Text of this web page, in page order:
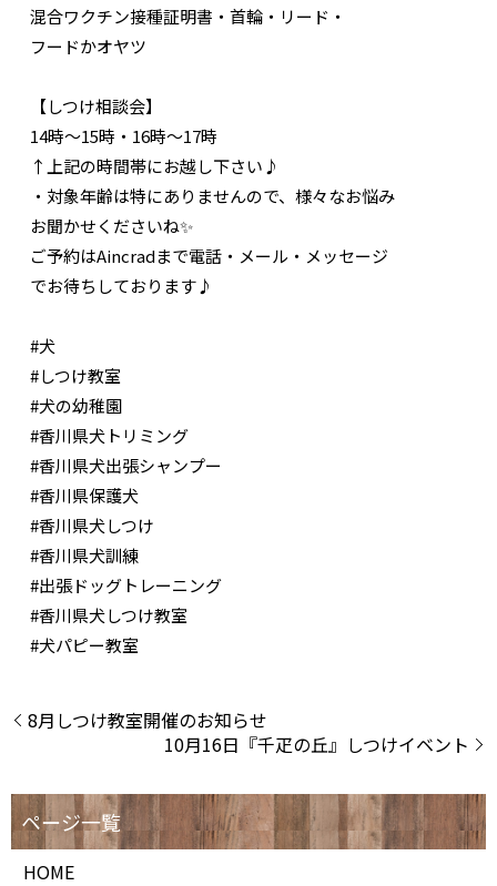
混合ワクチン接種証明書・首輪・リード・
フードかオヤツ
【しつけ相談会】
14時〜15時・16時〜17時
↑上記の時間帯にお越し下さい♪
・対象年齢は特にありませんので、様々なお悩み
お聞かせくださいね✨
ご予約はAincradまで電話・メール・メッセージ
でお待ちしております♪
#犬
#しつけ教室
#犬の幼稚園
#香川県犬トリミング
#香川県犬出張シャンプー
#香川県保護犬
#香川県犬しつけ
#香川県犬訓練
#出張ドッグトレーニング
#香川県犬しつけ教室
#犬パピー教室
8月しつけ教室開催のお知らせ
10月16日『千疋の丘』しつけイベント
HOME